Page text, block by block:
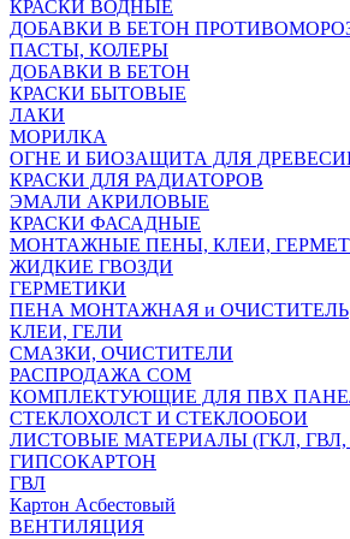
КРАСКИ ВОДНЫЕ
ДОБАВКИ В БЕТОН
ПАСТЫ, КОЛЕРЫ
ДОБАВКИ В БЕТОН
КРАСКИ БЫТОВЫЕ
ЛАКИ
МОРИЛКА
ОГНЕ И БИОЗАЩИТА ДЛЯ
КРАСКИ ДЛЯ РАДИАТОРОВ
ЭМАЛИ АКРИЛОВЫЕ
КРАСКИ ФАСАДНЫЕ
МОНТАЖНЫЕ ПЕНЫ, КЛЕИ,
ЖИДКИЕ ГВОЗДИ
ГЕРМЕТИКИ
ПЕНА МОНТАЖНАЯ и ОЧИСТИТЕЛЬ
КЛЕИ, ГЕЛИ
СМАЗКИ, ОЧИСТИТЕЛИ
РАСПРОДАЖА СОМ
КОМПЛЕКТУЮЩИЕ ДЛЯ ПВХ
СТЕКЛОХОЛСТ И СТЕКЛООБОИ
ЛИСТОВЫЕ МАТЕРИАЛЫ (ГКЛ,
ГИПСОКАРТОН
ГВЛ
Картон Асбестовый
ВЕНТИЛЯЦИЯ